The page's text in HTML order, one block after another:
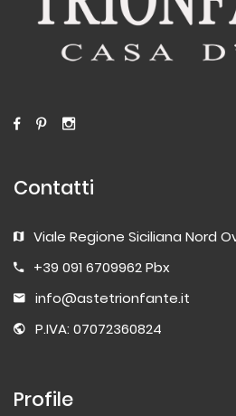
Contatti
Viale Regione Siciliana Nord
+39 091 6709962 Pbx
info@astetrionfante.it
P.IVA: 07072360824
Profile